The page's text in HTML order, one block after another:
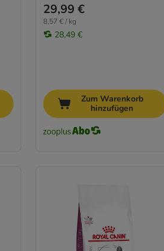
29,99 €
8,57 € / kg
28,49 €
Zum Warenkorb
hinzufügen